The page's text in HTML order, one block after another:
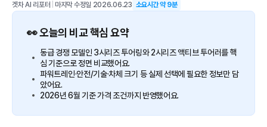
겟차 AI 리포터 마지막 수정일 2026.06.23 소요시간 약9분
👀 오늘의 비교 핵심 요약
동급 경쟁 모델인 3시리즈 투어링와 2시리즈 액티브 투어러를 핵
심 기준으로 정면 비교했어요.
파워트레인·안전/기술·차체 크기 등 실제 선택에 필요한 정보만 담
았어요.
2026년 6월 기준 가격 조건까지 반영했어요.